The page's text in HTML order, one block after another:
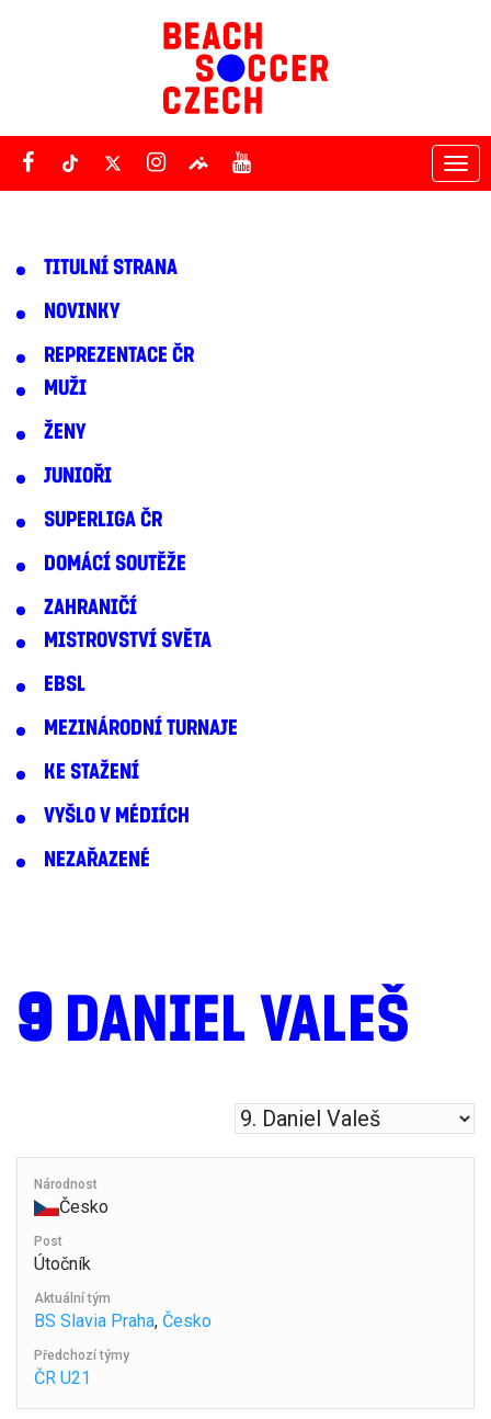
TITULNÍ STRANA
NOVINKY
REPREZENTACE ČR
MUŽI
ŽENY
JUNIOŘI
SUPERLIGA ČR
DOMÁCÍ SOUTĚŽE
ZAHRANIČÍ
MISTROVSTVÍ SVĚTA
EBSL
MEZINÁRODNÍ TURNAJE
KE STAŽENÍ
VYŠLO V MÉDIÍCH
NEZAŘAZENÉ
9 DANIEL VALEŠ
Národnost
Česko
Post
Útočník
Aktuální tým
BS Slavia Praha, Česko
Předchozí týmy
ČR U21